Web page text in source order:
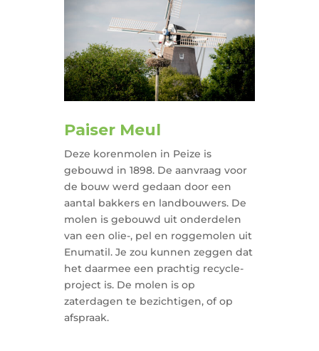
Paiser Meul
Deze korenmolen in Peize is
gebouwd in 1898. De aanvraag voor
de bouw werd gedaan door een
aantal bakkers en landbouwers. De
molen is gebouwd uit onderdelen
van een olie-, pel en roggemolen uit
Enumatil. Je zou kunnen zeggen dat
het daarmee een prachtig recycle-
project is. De molen is op
zaterdagen te bezichtigen, of op
afspraak.